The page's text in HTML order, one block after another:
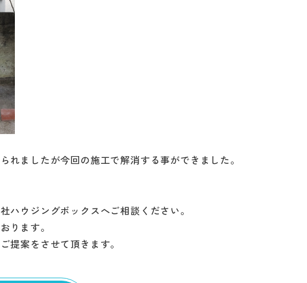
ーション
ましたが今回の施工で解消する事ができました。
ハウジングボックスへご相談ください。
ります。
提案をさせて頂きます。